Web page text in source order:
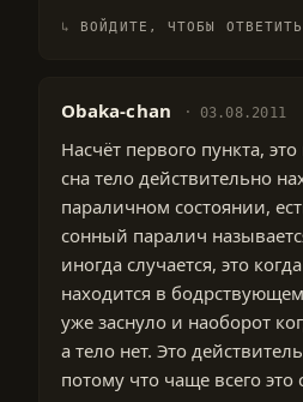
ВОЙДИТЕ, ЧТОБЫ ОТВЕТИТЬ
Obaka-chan 03.08.2011
Насчёт первого пункта,
сна тело действительно
параличном состоянии,
сонный паралич
иногда случается, это
находится в
уже заснуло и наоборот
а тело нет. Это
потому что чаще всего это